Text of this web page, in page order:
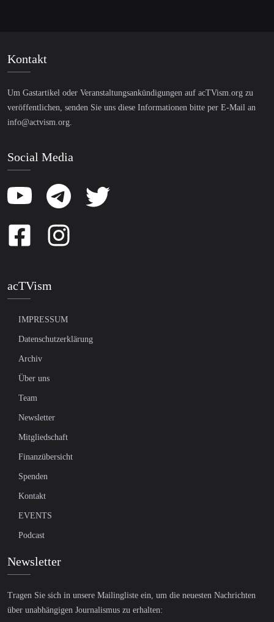
Kontakt
Um Gastartikel oder Veranstaltungsankündigungen auf acTVism.org zu
veröffentlichen, senden Sie uns diese Informationen bitte per E-Mail an
info@actvism.org.
Social Media
acTVism
IMPRESSUM
Datenschutzerklärung
Archiv
Über uns
Team
Newsletter
Mitgliedschaft
Finanzübersicht
Spenden
Kontakt
EVENTS
Podcast
Newsletter
Tragen Sie sich in unsere Mailingliste ein, um die neuesten Nachrichten
über unabhängigen Journalismus zu erhalten: